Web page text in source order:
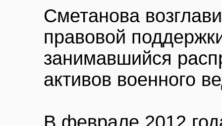
Сметанова
правовой
занимавшийся
активов военного